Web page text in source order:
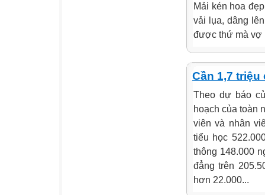
Mải kén hoa
vải lụa, dâng
được thứ mà vợ
Cần 1,7
Theo dự báo
hoạch của toàn
viên và nhân
tiểu học
thông 148.000
đẳng trên
hơn 22.000...